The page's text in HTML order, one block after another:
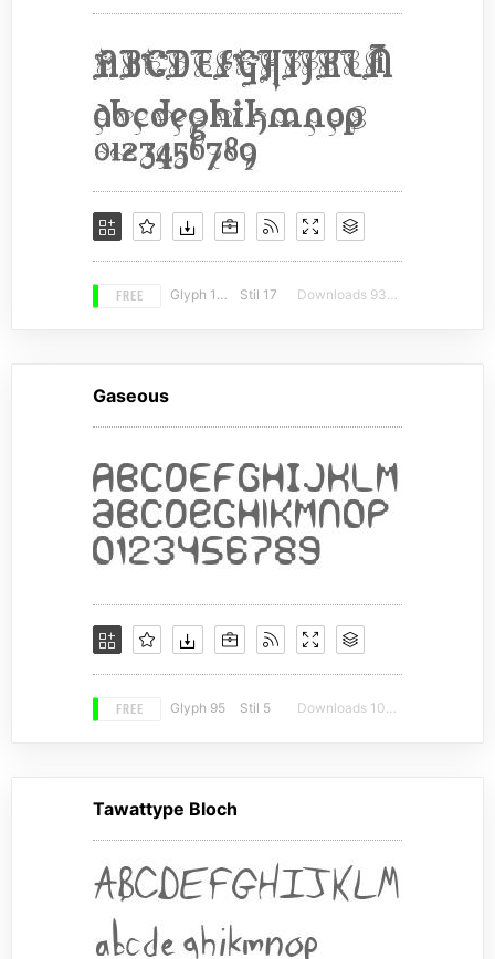
FREE Glyph 104 Stil 17 Downloads 9308
Gaseous
FREE Glyph 95 Stil 5 Downloads 10143
Tawattype Bloch